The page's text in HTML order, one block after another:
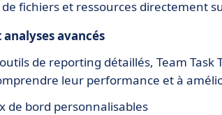
fichiers et ressources directement
avancés
de reporting détaillés, Team
leur performance et à
de bord personnalisables